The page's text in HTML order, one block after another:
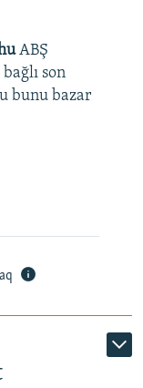
ABŞ
bağlı son
bunu bazar